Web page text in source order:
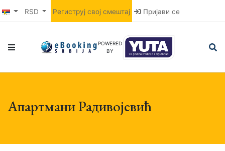
RSD Региструј свој смештај Пријави се
POWERED
BY
Апартмани Радивојевић